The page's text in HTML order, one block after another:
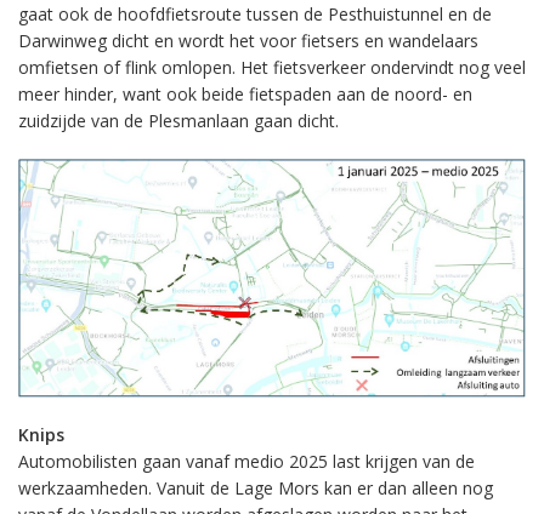
gaat ook de hoofdfietsroute tussen de Pesthuistunnel en de
Darwinweg dicht en wordt het voor fietsers en wandelaars
omfietsen of flink omlopen. Het fietsverkeer ondervindt nog veel
meer hinder, want ook beide fietspaden aan de noord- en
zuidzijde van de Plesmanlaan gaan dicht.
Knips
Automobilisten gaan vanaf medio 2025 last krijgen van de
werkzaamheden. Vanuit de Lage Mors kan er dan alleen nog